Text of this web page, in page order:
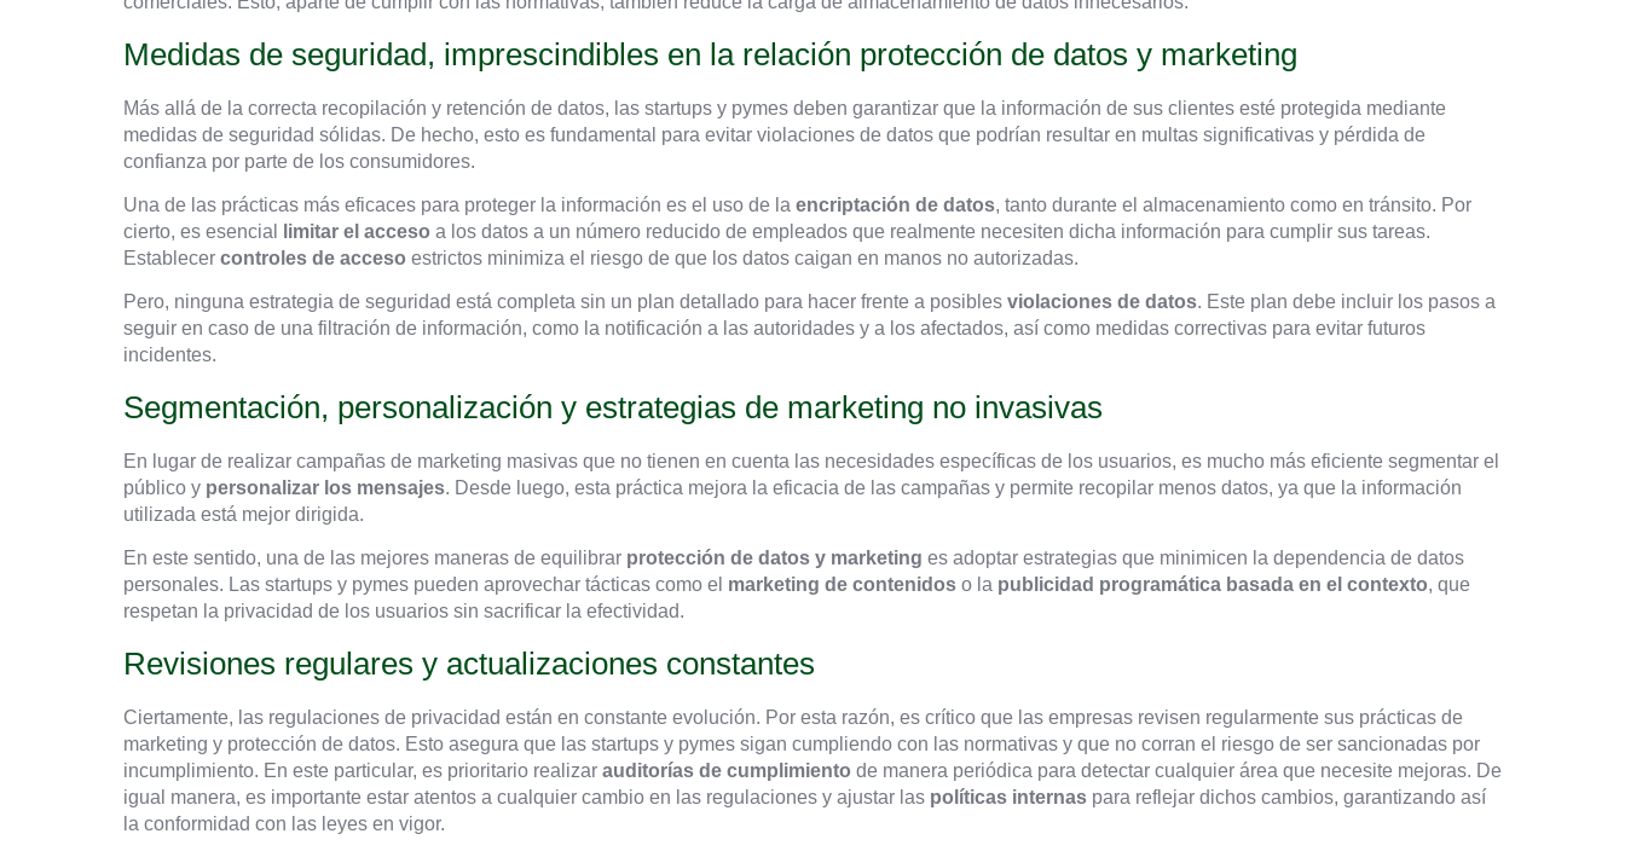
Medidas de seguridad, imprescindibles en la relación protección de datos y marketing
Más allá de la correcta recopilación y retención de datos, las startups y pymes deben garantizar que la información de sus clientes esté protegida mediante
medidas de seguridad sólidas. De hecho, esto es fundamental para evitar violaciones de datos que podrían resultar en multas significativas y pérdida de
confianza por parte de los consumidores.
Una de las prácticas más eficaces para proteger la información es el uso de la encriptación de datos, tanto durante el almacenamiento como en tránsito. Por
cierto, es esencial
limitar el acceso a los datos a un número reducido de empleados que realmente necesiten dicha información para cumplir sus tareas.
Establecer controles de acceso estrictos minimiza el riesgo de que los datos caigan en manos no autorizadas.
Pero, ninguna estrategia de seguridad está completa sin un plan detallado para hacer frente a posibles violaciones de datos. Este plan debe incluir los pasos a
seguir en caso de una filtración de información, como la notificación a las autoridades y a los afectados, así como medidas correctivas para evitar futuros
incidentes.
Segmentación, personalización y estrategias de marketing no invasivas
En lugar de realizar campañas de marketing masivas que no tienen en cuenta las necesidades específicas de los usuarios, es mucho más eficiente segmentar el
público y personalizar los mensajes. Desde luego, esta práctica mejora la eficacia de las campañas y permite recopilar menos datos, ya que la información
utilizada está mejor dirigida.
En este sentido, una de las mejores maneras de equilibrar protección de datos y marketing es adoptar estrategias que minimicen la dependencia de datos
personales. Las startups y pymes pueden aprovechar tácticas como el marketing de contenidos o la publicidad programática basada en el contexto, que
respetan la privacidad de los usuarios sin sacrificar la efectividad.
Revisiones regulares y actualizaciones constantes
Ciertamente, las regulaciones de privacidad están en constante evolución. Por esta razón, es crítico que las empresas revisen regularmente sus prácticas de
marketing y protección de datos. Esto asegura que las startups y pymes sigan cumpliendo con las normativas y que no corran el riesgo de ser sancionadas por
incumplimiento. En este particular, es prioritario realizar auditorías de cumplimiento de manera periódica para detectar cualquier área que necesite mejoras. De
igual manera, es importante estar atentos a cualquier cambio en las regulaciones y ajustar las políticas internas para reflejar dichos cambios, garantizando así
la conformidad con las leyes en vigor.